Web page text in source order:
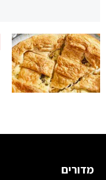
מדורים